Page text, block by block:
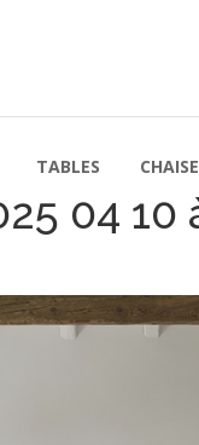
TABLES
04 10